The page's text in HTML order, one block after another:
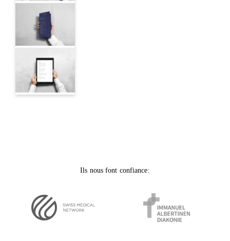
Ils nous font confiance: